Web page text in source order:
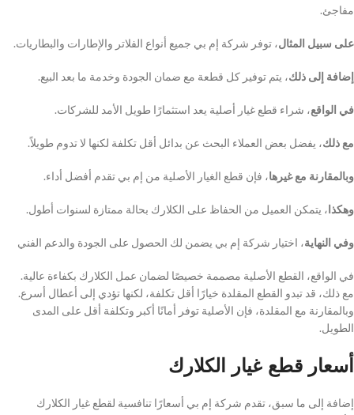
مفاجئ.
على سبيل المثال، توفر شركة إم بي جميع أنواع الفلاتر والإطارات والبطاريات.
إضافة إلى ذلك، يتم توفير كل قطعة مع ضمان الجودة وخدمة ما بعد البيع.
في الواقع، شراء قطع غيار أصلية يعد استثمارًا طويل الأمد للشركات.
مع ذلك، يفضل بعض العملاء البحث عن بدائل أقل تكلفة لكنها لا تدوم طويلاً.
وبالمقارنة مع غيرها، فإن قطع الغيار الأصلية من إم بي تقدم أفضل أداء.
وهكذا، يتمكن العميل من الحفاظ على الكلارك بحالة ممتازة لسنوات أطول.
وفي النهاية، اختيار شركة إم بي يضمن لك الحصول على الجودة والدعم الفني
في الواقع، القطع الأصلية مصممة خصيصًا لضمان عمل الكلارك بكفاءة عالية.
مع ذلك، قد تبدو القطع المقلدة خيارًا أقل تكلفة، لكنها تؤدي إلى أعطال أسرع.
وبالمقارنة مع المقلدة، فإن الأصلية توفر أمانًا أكبر وتكلفة أقل على المدى
الطويل.
أسعار قطع غيار الكلارك
إضافة إلى ما سبق، تقدم شركة إم بي أسعارًا تنافسية لقطع غيار الكلارك